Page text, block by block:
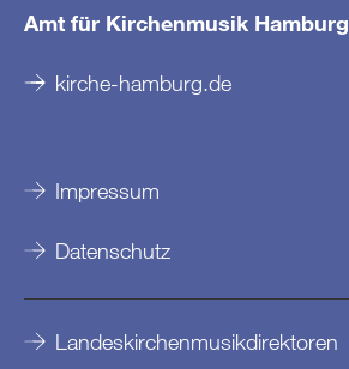
Amt für Kirchenmusik Hamburg
kirche-hamburg.de
Impressum
Datenschutz
Landeskirchenmusikdirektoren